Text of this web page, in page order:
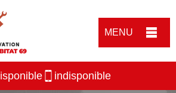
MENU
indisponible